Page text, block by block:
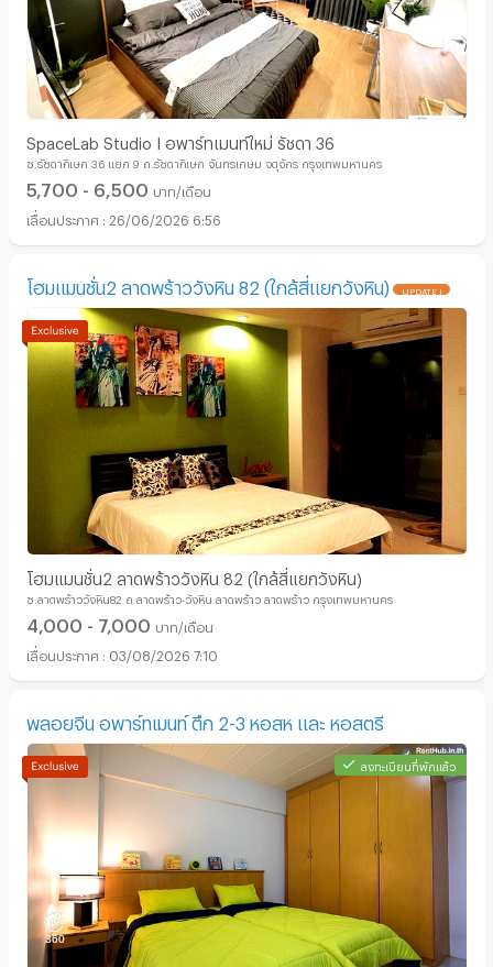
SpaceLab Studio I อพาร์ทเมนท์ใหม่ รัชดา 36
ซ.รัชดาภิเษก 36 แยก 9 ถ.รัชดาภิเษก จันทรเกษม จตุจักร กรุงเทพมหานคร
5,700 - 6,500 บาท/เดือน
26/06/2026 6:56
โฮมแมนชั่น2​ ลาดพร้าววังหิน​ 82​ (ใกล้สี่แยกวังหิน) UPDATE !
โฮมแมนชั่น2​ ลาดพร้าววังหิน​ 82​ (ใกล้สี่แยกวังหิน)
ซ.ลาดพร้าววังหิน82 ถ.ลาดพร้าว-วังหิน ลาดพร้าว ลาดพร้าว กรุงเทพมหานคร
4,000 - 7,000 บาท/เดือน
03/08/2026 7:10
พลอยจีน อพาร์ทเมนท์ ตึก 2-3 หอสห และ หอสตรี
ลงทะเบียนที่พักแล้ว